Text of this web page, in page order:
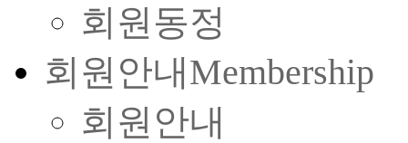
회원동정
회원안내Membership
회원안내